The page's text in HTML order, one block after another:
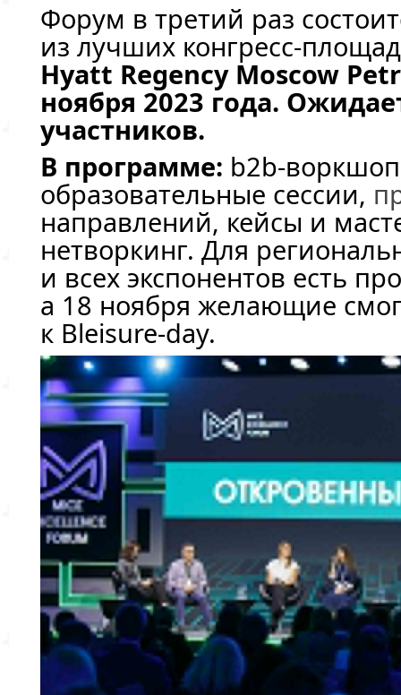
Форум в третий раз
из лучших конгресс-
Hyatt Regency Moscow
ноября 2023 года.
участников.
В программе: b2b-воркшоп
образовательные сессии,
направлений, кейсы и
нетворкинг. Для
и всех экспонентов есть
а 18 ноября желающие
к Bleisure-day.